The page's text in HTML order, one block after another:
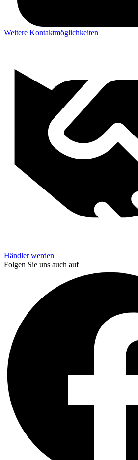
Weitere Kontaktmöglichkeiten
Händler werden
Folgen Sie uns auch auf